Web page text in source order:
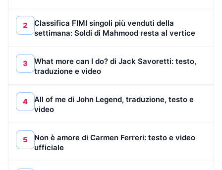
2
Classifica FIMI singoli più venduti della
settimana: Soldi di Mahmood resta al vertice
3
What more can I do? di Jack Savoretti: testo,
traduzione e video
4
All of me di John Legend, traduzione, testo e
video
5
Non è amore di Carmen Ferreri: testo e video
ufficiale